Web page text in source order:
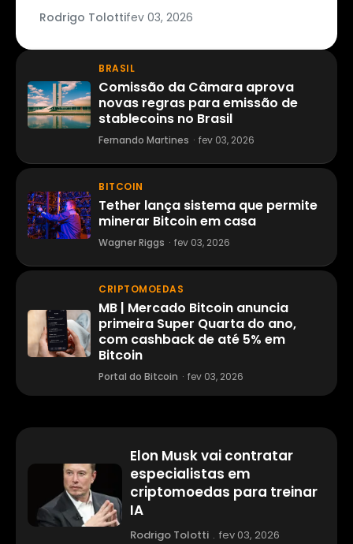
Rodrigo Tolottifev 03, 2026
BRASIL
Comissão da Câmara aprova
novas regras para emissão de
stablecoins no Brasil
Fernando Martines · fev 03, 2026
BITCOIN
Tether lança sistema que permite
minerar Bitcoin em casa
Wagner Riggs · fev 03, 2026
CRIPTOMOEDAS
MB | Mercado Bitcoin anuncia
primeira Super Quarta do ano,
com cashback de até 5% em
Bitcoin
Portal do Bitcoin · fev 03, 2026
Elon Musk vai contratar
especialistas em
criptomoedas para treinar
IA
Rodrigo Tolotti . fev 03, 2026